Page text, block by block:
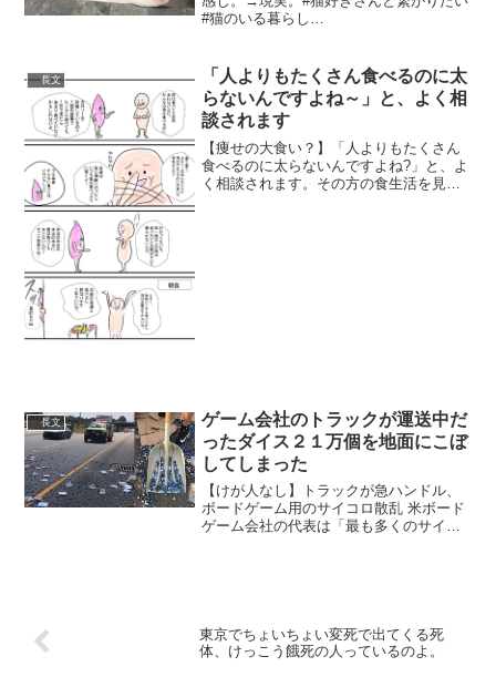
#猫のいる暮らし
18, 2020 ぬ...
長文
「人よりもたくさん食べるのに太
らないんですよね～」と、よく相
談されます
【痩せの大食い？】「人よりもたくさん
食べるのに太らないんですよね?」と、よ
く相談されます。その方の食生活を見て
長文
ゲーム会社のトラックが運送中だ
ったダイス２１万個を地面にこぼ
してしまった
【けが人なし】トラックが急ハンドル、
ボードゲーム用のサイコロ散乱 米ボード
ゲーム会社の代表は「最も多くのサイコ
東京でちょいちょい変死で出てくる死
体、けっこう餓死の人っているのよ。